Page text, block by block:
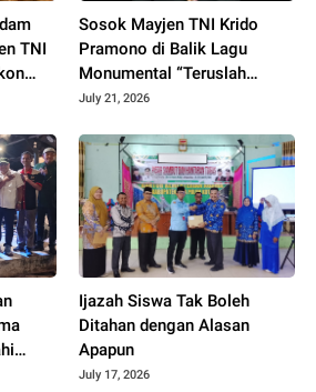
TNI
ke
Sosok Mayjen TNI Krido
Pramono di Balik Lagu
Monumental “Teruslah
Melangkah”
July 21, 2026
Ijazah Siswa Tak Boleh
Ditahan dengan Alasan
Apapun
July 17, 2026